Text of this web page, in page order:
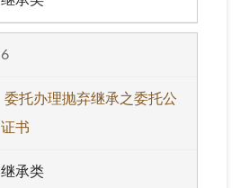
6
委托办理抛弃继承之委托公
证书
继承类